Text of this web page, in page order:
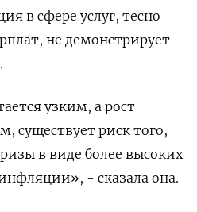
в сфере услуг, тесно
не демонстрирует
узким, а рост
существует риск того,
в виде более высоких
- сказала она.